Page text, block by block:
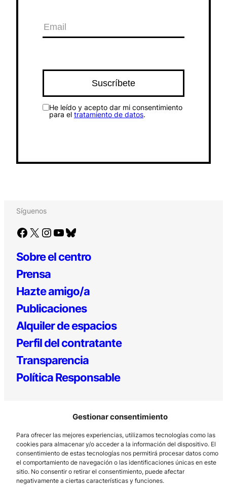
Gestionar consentimiento
Para ofrecer las mejores experiencias, utilizamos tecnologías como las
cookies para almacenar y/o acceder a la información del dispositivo. El
consentimiento de estas tecnologías nos permitirá procesar datos como
el comportamiento de navegación o las identificaciones únicas en este
sitio. No consentir o retirar el consentimiento, puede afectar
negativamente a ciertas características y funciones.
He leído y acepto dar mi consentimiento
para el tratamiento de datos.
Síguenos
Facebook X Instagram YouTube Bluesky
Sobre el centro
Prensa
Hazte amigo/a
Publicaciones
Alquiler de espacios
Perfil del contratante
Transparencia
Política Responsable
Los Prados, 121 – 33203 Gijón
985 185 577 – info@laboralcentrodearte.org